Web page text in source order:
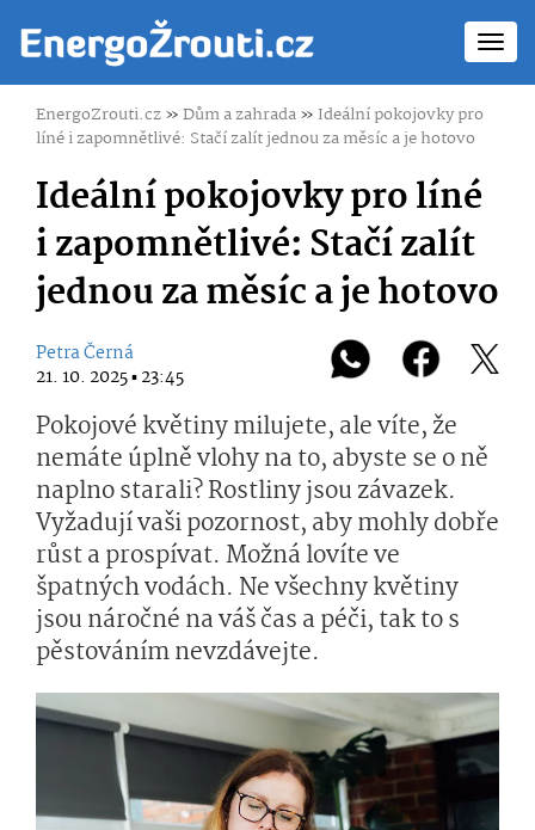
EnergoZrouti.cz»Dům a zahrada» Ideální pokojovky pro
líné i zapomnětlivé: Stačí zalít jednou za měsíc a je hotovo
Ideální pokojovky pro líné
i zapomnětlivé: Stačí zalít
jednou za měsíc a je hotovo
Petra Černá
21. 10. 2025 ▪ 23:45
Pokojové květiny milujete, ale víte, že
nemáte úplně vlohy na to, abyste se o ně
naplno starali? Rostliny jsou závazek.
Vyžadují vaši pozornost, aby mohly dobře
růst a prospívat. Možná lovíte ve
špatných vodách. Ne všechny květiny
jsou náročné na váš čas a péči, tak to s
pěstováním nevzdávejte.